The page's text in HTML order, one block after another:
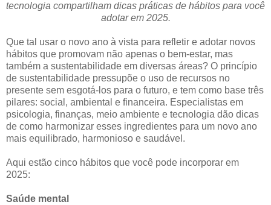
tecnologia compartilham dicas práticas de hábitos para você
adotar em 2025.
Que tal usar o novo ano à vista para refletir e adotar novos
hábitos que promovam não apenas o bem-estar, mas
também a sustentabilidade em diversas áreas? O princípio
de sustentabilidade pressupõe o uso de recursos no
presente sem esgotá-los para o futuro, e tem como base três
pilares: social, ambiental e financeira. Especialistas em
psicologia, finanças, meio ambiente e tecnologia dão dicas
de como harmonizar esses ingredientes para um novo ano
mais equilibrado, harmonioso e saudável.
Aqui estão cinco hábitos que você pode incorporar em
2025:
Saúde mental